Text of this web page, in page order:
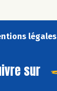
légales
sur